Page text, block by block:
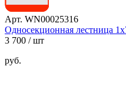
Арт. WN00025316
Односекционная лестница
3 700 / шт
руб.